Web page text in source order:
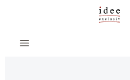
Zum Hauptinhalt springen